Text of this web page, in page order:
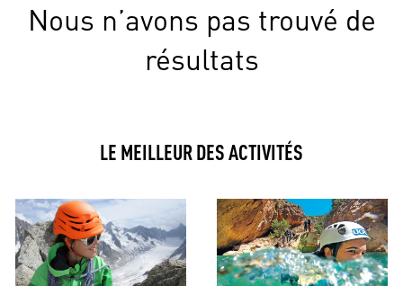
Nous n’avons pas trouvé de
résultats
LE MEILLEUR DES ACTIVITÉS